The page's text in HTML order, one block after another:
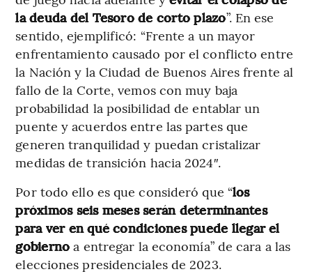
la deuda del Tesoro de corto plazo”. En ese
sentido, ejemplificó: “Frente a un mayor
enfrentamiento causado por el conflicto entre
la Nación y la Ciudad de Buenos Aires frente al
fallo de la Corte, vemos con muy baja
probabilidad la posibilidad de entablar un
puente y acuerdos entre las partes que
generen tranquilidad y puedan cristalizar
medidas de transición hacia 2024″.
Por todo ello es que consideró que “los
próximos seis meses serán determinantes
para ver en qué condiciones puede llegar el
gobierno a entregar la economía” de cara a las
elecciones presidenciales de 2023.